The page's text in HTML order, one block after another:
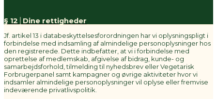
§ 12│Dine rettigheder
Jf. artikel 13 i databeskyttelsesforordningen har vi oplysningspligt i
forbindelse med indsamling af almindelige personoplysninger hos
den registrerede. Dette indbefatter, at vi i forbindelse med
oprettelse af medlemskab, afgivelse af bidrag, kunde- og
samarbejdsforhold, tilmelding til nyhedsbrev eller Vegetarisk
Forbrugerpanel samt kampagner og øvrige aktiviteter hvor vi
indsamler almindelige personoplysninger vil oplyse eller fremvise
indeværende privatlivspolitik.